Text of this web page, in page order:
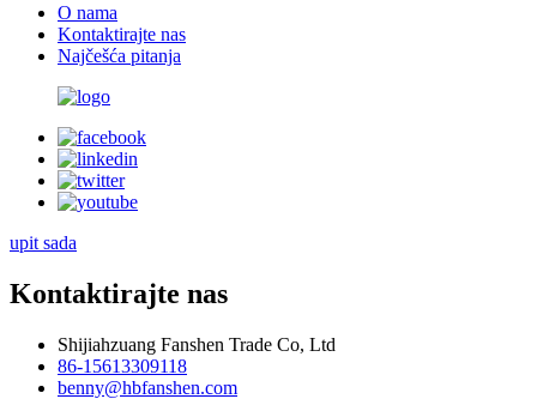
O nama
Kontaktirajte nas
Najčešća pitanja
upit sada
Kontaktirajte nas
Shijiahzuang Fanshen Trade Co, Ltd
86-15613309118
benny@hbfanshen.com